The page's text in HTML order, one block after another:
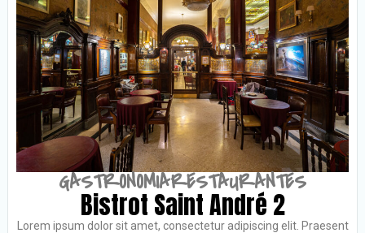
GASTRONOMIARESTAURANTES
Bistrot Saint André 2
Lorem ipsum dolor sit amet, consectetur adipiscing elit. Praesent